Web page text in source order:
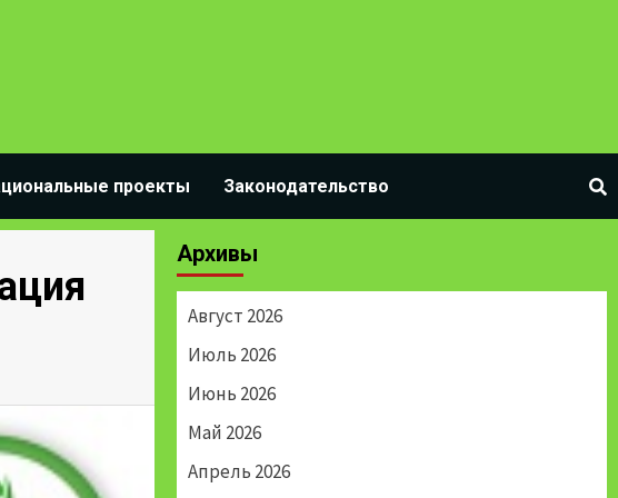
проекты Законодательство
Архивы
Август 2026
Июль 2026
Июнь 2026
Май 2026
Апрель 2026